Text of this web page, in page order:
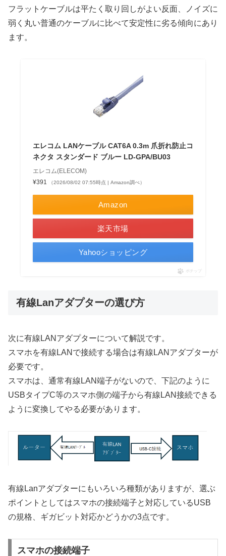
フラットケーブルは平たく取り回しがよい反面、ノイズに
弱く丸い普通のケーブルに比べて安定性に劣る傾向にあり
ます。
エレコム LANケーブル CAT6A 0.3m 爪折れ防止コ
ネクタ スタンダード ブルー LD-GPA/BU03
エレコム(ELECOM)
¥391
（2026/08/02 07:55時点 | Amazon調べ）
Amazon
楽天市場
Yahooショッピング
ポチップ
有線Lanアダプターの選び方
次に有線LANアダプターについて解説です。
スマホを有線LANで接続する場合は有線LANアダプターが
必要です。
スマホは、通常有線LAN端子がないので、下記のように
USBタイプC等のスマホ側の端子から有線LAN接続できる
ように変換してやる必要があります。
有線Lanアダプターにもいろいろ種類がありますが、選ぶ
ポイントとしてはスマホの接続端子と対応しているUSB
の規格、ギガビット対応かどうかの3点です。
スマホの接続端子